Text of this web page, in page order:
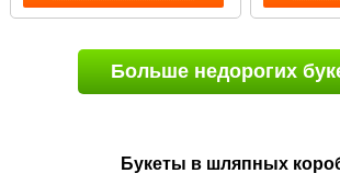
Больше недорогих
Букеты в шляпных